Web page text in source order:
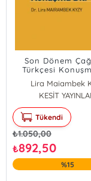
Son Dönem
Türkçesi
Lira Maiambek
KESİT
Tükendi
₺1.050,00
₺892,50
%15